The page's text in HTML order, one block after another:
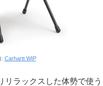
: Carhartt WIP
ラックスした体勢で使